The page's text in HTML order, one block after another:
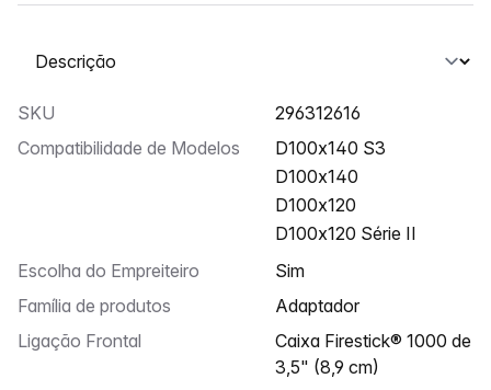
Selecione uma guia
SKU
296312616
Compatibilidade de Modelos
D100x140 S3
D100x140
D100x120
D100x120 Série II
Escolha do Empreiteiro
Sim
Família de produtos
Adaptador
Ligação Frontal
Caixa Firestick® 1000 de
3,5" (8,9 cm)